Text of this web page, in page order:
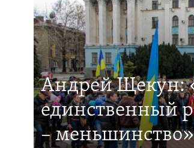
Андрей Щекун:
единственный
– меньшинство»